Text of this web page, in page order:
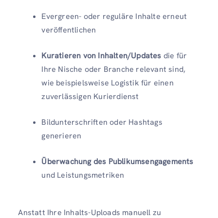
Evergreen- oder reguläre Inhalte erneut
veröffentlichen
Kuratieren von Inhalten/Updates die für
Ihre Nische oder Branche relevant sind,
wie beispielsweise Logistik für einen
zuverlässigen Kurierdienst
Bildunterschriften oder Hashtags
generieren
Überwachung des Publikumsengagements
und Leistungsmetriken
Anstatt Ihre Inhalts-Uploads manuell zu